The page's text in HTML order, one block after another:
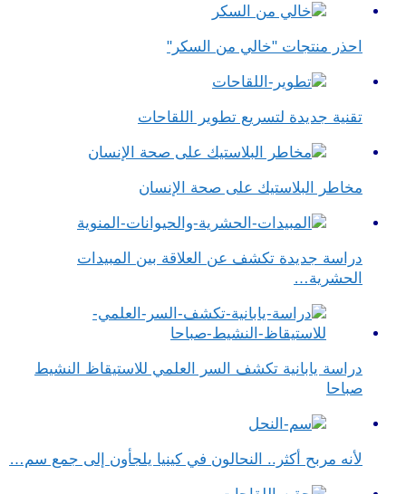
احذر منتجات "خالي من السكر"
تقنية جديدة لتسريع تطوير اللقاحات
مخاطر البلاستيك على صحة الإنسان
دراسة جديدة تكشف عن العلاقة بين المبيدات
الحشرية…
دراسة يابانية تكشف السر العلمي للاستيقاظ النشيط
صباحا
لأنه مربح أكثر.. النحالون في كينيا يلجأون إلى جمع سم…